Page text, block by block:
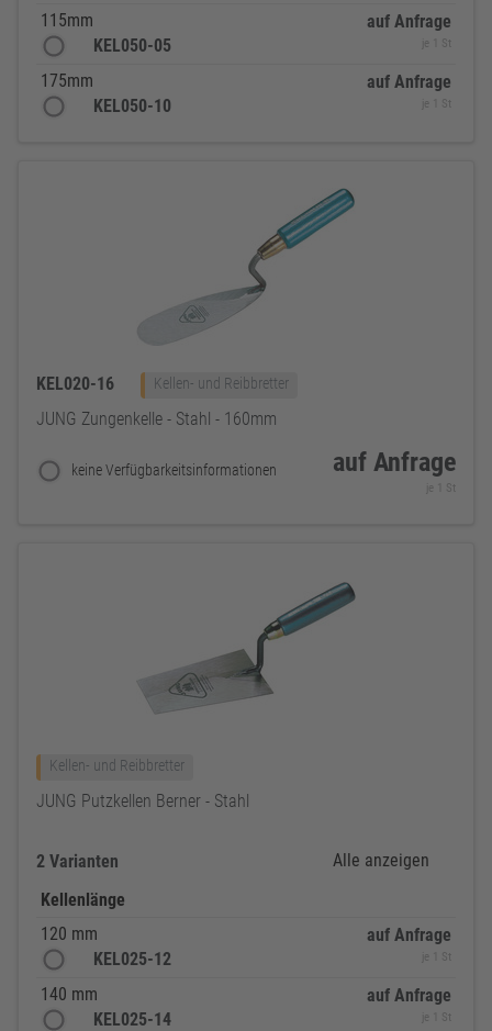
115mm
KEL050-05
auf Anfrage
je 1 St
175mm
KEL050-10
auf Anfrage
je 1 St
KEL020-16 Kellen- und Reibbretter
JUNG Zungenkelle - Stahl - 160mm
keine Verfügbarkeitsinformationen auf Anfrage
je 1 St
Kellen- und Reibbretter
JUNG Putzkellen Berner - Stahl
2 Varianten
Alle anzeigen
Kellenlänge
120 mm
KEL025-12
auf Anfrage
je 1 St
140 mm
KEL025-14
auf Anfrage
je 1 St